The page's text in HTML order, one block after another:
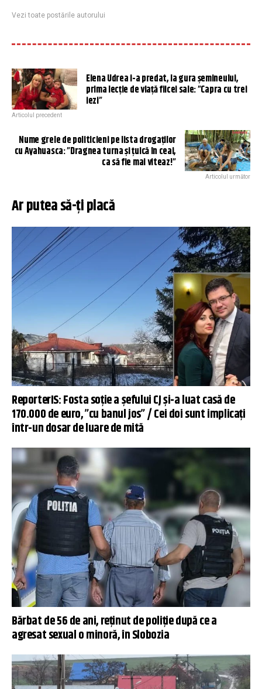
Vezi toate postările autorului
Elena Udrea i-a predat, la gura șemineului,
prima lecție de viață fiicei sale: ”Capra cu trei
iezi”
Articolul precedent
Nume grele de politicieni pe lista drogaților
cu Ayahuasca: ”Dragnea turna și țuică în ceai,
ca să fie mai viteaz!”
Articolul următor
Ar putea să-ți placă
ReporterIS: Fosta soție a șefului CJ și-a luat casă de
170.000 de euro, ”cu banul jos” / Cei doi sunt implicați
într-un dosar de luare de mită
Bărbat de 56 de ani, reținut de poliție după ce a
agresat sexual o minoră, în Slobozia